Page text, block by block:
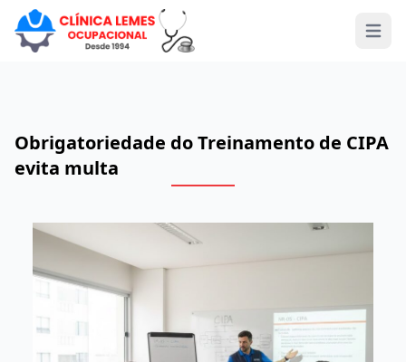
Open
Obrigatoriedade do Treinamento de CIPA
evita multa